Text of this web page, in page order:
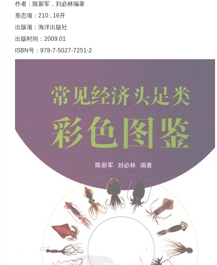
作者：陈新军，刘必林编著
形态项：210 ; 16开
出版项：海洋出版社
出版时间：2009.01
ISBN号：978-7-5027-7251-2